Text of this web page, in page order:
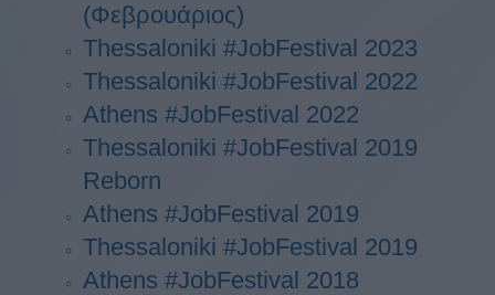
(Φεβρουάριος)
Thessaloniki #JobFestival 2023
Thessaloniki #JobFestival 2022
Athens #JobFestival 2022
Thessaloniki #JobFestival 2019
Reborn
Athens #JobFestival 2019
Thessaloniki #JobFestival 2019
Athens #JobFestival 2018